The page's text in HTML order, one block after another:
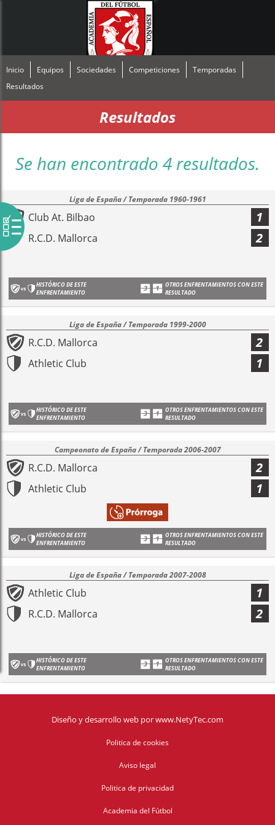
Inicio Equipos Sociedades Competiciones
Temporadas
Resultados
Resultados
Se han encontrado 4 resultados.
Liga de España / Temporada 1960-1961
Club At. Bilbao 1
R.C.D. Mallorca 2
HISTÓRICO DE ESTE
ENFRENTAMIENTO
OTROS ENFRENTAMIENTOS CON ESTE
RESULTADO
Liga de España / Temporada 1999-2000
R.C.D. Mallorca 2
Athletic Club 1
HISTÓRICO DE ESTE
ENFRENTAMIENTO
OTROS ENFRENTAMIENTOS CON ESTE
RESULTADO
Campeonato de España / Temporada 2006-2007
R.C.D. Mallorca 2
Athletic Club 1
HISTÓRICO DE ESTE
ENFRENTAMIENTO
OTROS ENFRENTAMIENTOS CON ESTE
RESULTADO
Liga de España / Temporada 2007-2008
Athletic Club 1
R.C.D. Mallorca 2
HISTÓRICO DE ESTE
ENFRENTAMIENTO
OTROS ENFRENTAMIENTOS CON ESTE
RESULTADO
Diseño y desarrollo web porwww.NetyTec.com
Politica de cookies
Aviso legal
Politica de privacidad
Academia del Fútbol